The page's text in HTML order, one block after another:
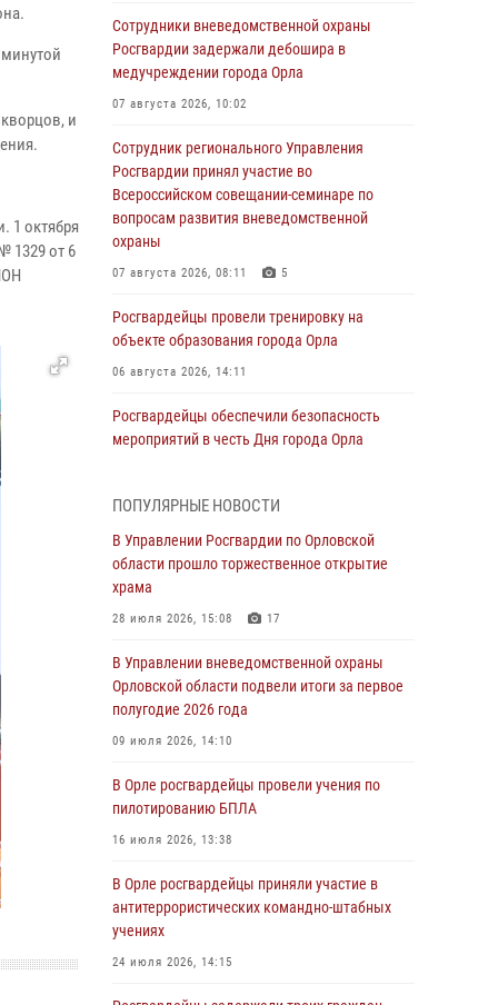
и
1 октября
1329 от 6
Сотрудники вневедомственной охраны
Росгвардии задержали дебошира в
медучреждении города Орла
07 августа 2026, 10:02
Сотрудник регионального Управления
Росгвардии принял участие во
Всероссийском совещании-семинаре по
вопросам развития вневедомственной
охраны
07 августа 2026, 08:11 5
Росгвардейцы провели тренировку на
объекте образования города Орла
06 августа 2026, 14:11
Росгвардейцы обеспечили безопасность
мероприятий в честь Дня города Орла
Начальник регионального Управления
Росгвардии принял участие в митинге в честь
дня освобождения города Орла
05 августа 2026, 13:16
результатах работы за первое полугодие
05 августа 2026, 13:12
За месяц росгвардейцы задержали 15 лиц,
противоправных действий
04 августа 2026, 14:21
росгвардейцев
04 августа 2026, 14:06 2
За месяц росгвардейцы приняли от граждан
ПОПУЛЯРНЫЕ НОВОСТИ
В Управлении Росгвардии по Орловской
области прошло торжественное открытие
храма
28 июля 2026, 15:08 17
В Управлении вневедомственной охраны
Орловской области подвели итоги за первое
полугодие 2026 года
09 июля 2026, 14:10
В Орле росгвардейцы провели учения по
пилотированию БПЛА
16 июля 2026, 13:38
В Орле росгвардейцы приняли участие в
антитеррористических командно-штабных
учениях
24 июля 2026, 14:15